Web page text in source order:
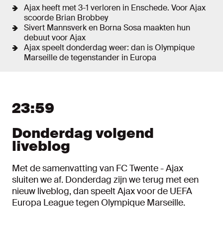
Ajax heeft met 3-1 verloren in Enschede. Voor Ajax
scoorde Brian Brobbey
Sivert Mannsverk en Borna Sosa maakten hun
debuut voor Ajax
Ajax speelt donderdag weer: dan is Olympique
Marseille de tegenstander in Europa
23:59
Donderdag volgend
liveblog
Met de samenvatting van FC Twente - Ajax
sluiten we af. Donderdag zijn we terug met een
nieuw liveblog, dan speelt Ajax voor de UEFA
Europa League tegen Olympique Marseille.